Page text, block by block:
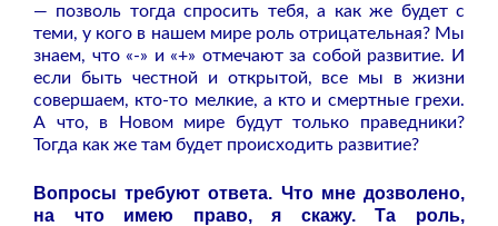
— позволь тогда спросить тебя, а как же будет с
теми, у кого в нашем мире роль отрицательная? Мы
знаем, что «-» и «+» отмечают за собой развитие. И
если быть честной и открытой, все мы в жизни
совершаем, кто-то мелкие, а кто и смертные грехи.
А что, в Новом мире будут только праведники?
Тогда как же там будет происходить развитие?
Вопросы требуют ответа. Что мне дозволено,
на что имею право, я скажу. Та роль,